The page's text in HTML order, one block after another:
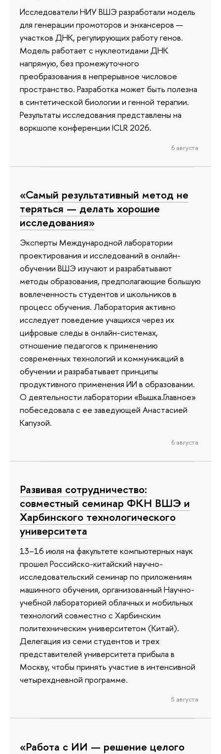
Исследователи НИУ ВШЭ разработали модель
для генерации промоторов и энхансеров —
участков ДНК, регулирующих работу генов.
Модель работает с нуклеотидами ДНК
напрямую, без промежуточного
преобразования в непрерывное числовое
пространство. Разработка может быть полезна
в синтетической биологии и генной терапии.
Результаты исследования представлены на
воркшопе конференции ICLR 2026.
6 августа
«Самый результативный метод не
теряться — делать хорошие
исследования»
Эксперты Международной лаборатории
проектирования и исследований в онлайн-
обучении ВШЭ изучают и разрабатывают
методы образования, предполагающие большую
вовлеченность студентов и школьников в
процесс обучения. Лаборатория активно
исследует поведение учащихся через их
цифровые следы в онлайн-системах,
отношение педагогов к применению
современных технологий и коммуникаций в
обучении и разрабатывает принципы
продуктивного применения ИИ в образовании.
О деятельности лаборатории «Вышка.Главное»
побеседовала с ее заведующей Анастасией
Капузой.
6 августа
Развивая сотрудничество:
совместный семинар ФКН ВШЭ и
Харбинского технологического
университета
13–16 июля на факультете компьютерных наук
прошел Российско-китайский научно-
исследовательский семинар по приложениям
машинного обучения, организованный Научно-
учебной лабораторией облачных и мобильных
технологий совместно с Харбинским
политехническим университетом (Китай).
Делегация из семи студентов и трех
представителей университета прибыла в
Москву, чтобы принять участие в интенсивной
четырехдневной программе.
5 августа
«Работа с ИИ — решение целого